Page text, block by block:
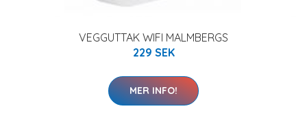
VEGGUTTAK WIFI MALMBERGS
229 SEK
MER INFO!